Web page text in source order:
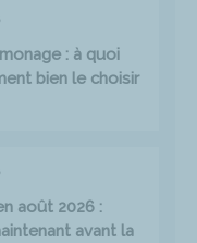
: à quoi
bien le choisir
août 2026 :
avant la